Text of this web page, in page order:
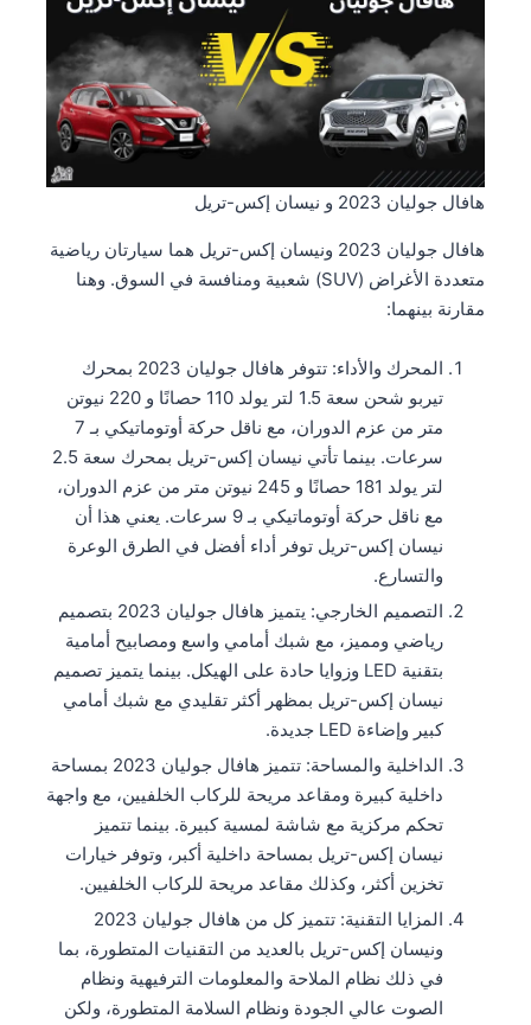
هافال جوليان 2023 و نيسان إكس-تريل
هافال جوليان 2023 ونيسان إكس-تريل هما سيارتان رياضية
متعددة الأغراض (SUV) شعبية ومنافسة في السوق. وهنا
مقارنة بينهما:
المحرك والأداء: تتوفر هافال جوليان 2023 بمحرك
تيربو شحن سعة 1.5 لتر يولد 110 حصانًا و 220 نيوتن
متر من عزم الدوران، مع ناقل حركة أوتوماتيكي بـ 7
سرعات. بينما تأتي نيسان إكس-تريل بمحرك سعة 2.5
لتر يولد 181 حصانًا و 245 نيوتن متر من عزم الدوران،
مع ناقل حركة أوتوماتيكي بـ 9 سرعات. يعني هذا أن
نيسان إكس-تريل توفر أداء أفضل في الطرق الوعرة
والتسارع.
التصميم الخارجي: يتميز هافال جوليان 2023 بتصميم
رياضي ومميز، مع شبك أمامي واسع ومصابيح أمامية
بتقنية LED وزوايا حادة على الهيكل. بينما يتميز تصميم
نيسان إكس-تريل بمظهر أكثر تقليدي مع شبك أمامي
كبير وإضاءة LED جديدة.
الداخلية والمساحة: تتميز هافال جوليان 2023 بمساحة
داخلية كبيرة ومقاعد مريحة للركاب الخلفيين، مع واجهة
تحكم مركزية مع شاشة لمسية كبيرة. بينما تتميز
نيسان إكس-تريل بمساحة داخلية أكبر، وتوفر خيارات
تخزين أكثر، وكذلك مقاعد مريحة للركاب الخلفيين.
المزايا التقنية: تتميز كل من هافال جوليان 2023
ونيسان إكس-تريل بالعديد من التقنيات المتطورة، بما
في ذلك نظام الملاحة والمعلومات الترفيهية ونظام
الصوت عالي الجودة ونظام السلامة المتطورة، ولكن